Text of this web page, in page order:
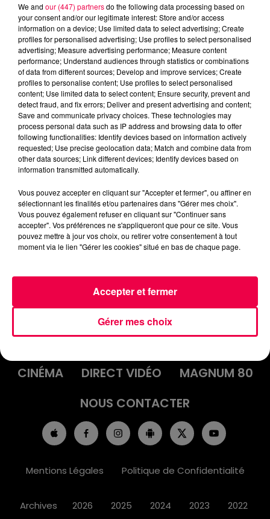
Flash infos
Crédit :Flash infos
podcasts/2023/11/CHQ-151123.mp3
ACCUEIL INFOS
EMISSIONS
CINÉMA
DIRECT VIDÉO
MAGNUM 80
NOUS CONTACTER
Mentions Légales Politique de Confidentialité
Archives 2026 2025 2024 2023 2022
We and our (447) partnersdo the following data processing based on
your consent and/or our legitimate interest: Store and/or access
information on a device; Use limited data to select advertising; Create
profiles for personalised advertising; Use profiles to select personalised
advertising; Measure advertising performance; Measure content
performance; Understand audiences through statistics or combinations
of data from different sources; Develop and improve services; Create
profiles to personalise content; Use profiles to select personalised
content; Use limited data to select content; Ensure security, prevent and
detect fraud, and fix errors; Deliver and present advertising and content;
Save and communicate privacy choices. These technologies may
process personal data such as IP address and browsing data to offer
following functionalities: Identify devices based on information actively
requested; Use precise geolocation data; Match and combine data from
other data sources; Link different devices; Identify devices based on
information transmitted automatically.
Vous pouvez accepter en cliquant sur "Accepter et fermer", ou affiner en
sélectionnant les finalités et/ou partenaires dans "Gérer mes choix".
Vous pouvez également refuser en cliquant sur "Continuer sans
accepter". Vos préférences ne s'appliqueront que pour ce site. Vous
pouvez mettre à jour vos choix, ou retirer votre consentement à tout
moment via le lien "Gérer les cookies" situé en bas de chaque page.
Gérer mes choix
Accepter et fermer